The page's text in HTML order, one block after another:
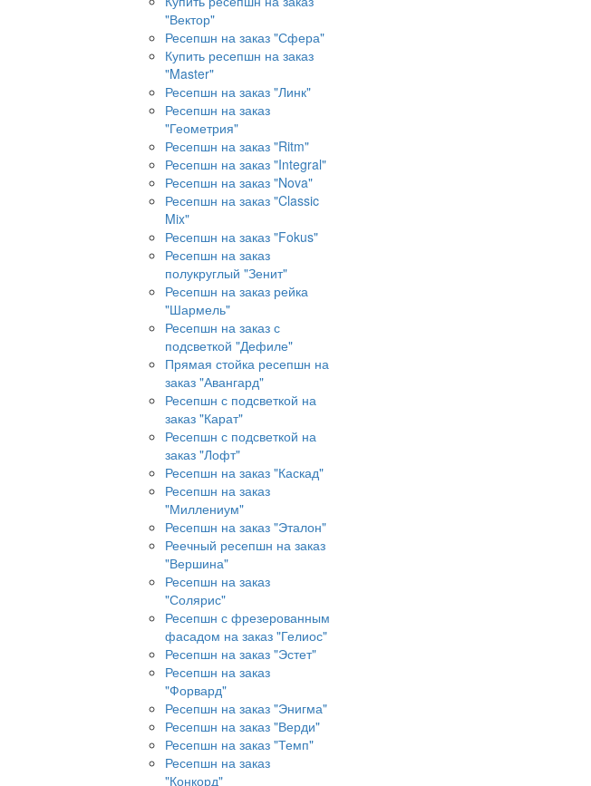
"Вектор"
Ресепшн на заказ "Сфера"
Купить ресепшн на заказ
"Master"
Ресепшн на заказ "Линк"
Ресепшн на заказ
"Геометрия"
Ресепшн на заказ "Ritm"
Ресепшн на заказ "Integral"
Ресепшн на заказ "Nova"
Ресепшн на заказ "Classic
Mix"
Ресепшн на заказ "Fokus"
Ресепшн на заказ
полукруглый "Зенит"
Ресепшн на заказ рейка
"Шармель"
Ресепшн на заказ с
подсветкой "Дефиле"
Прямая стойка ресепшн на
заказ "Авангард"
Ресепшн с подсветкой на
заказ "Карат"
Ресепшн с подсветкой на
заказ "Лофт"
Ресепшн на заказ "Каскад"
Ресепшн на заказ
"Миллениум"
Ресепшн на заказ "Эталон"
Реечный ресепшн на заказ
"Вершина"
Ресепшн на заказ
"Солярис"
Ресепшн с фрезерованным
фасадом на заказ "Гелиос"
Ресепшн на заказ "Эстет"
Ресепшн на заказ
"Форвард"
Ресепшн на заказ "Энигма"
Ресепшн на заказ "Верди"
Ресепшн на заказ "Темп"
Ресепшн на заказ
"Конкорд"